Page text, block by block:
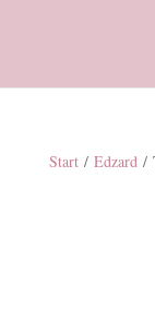
Start/ Edzard/